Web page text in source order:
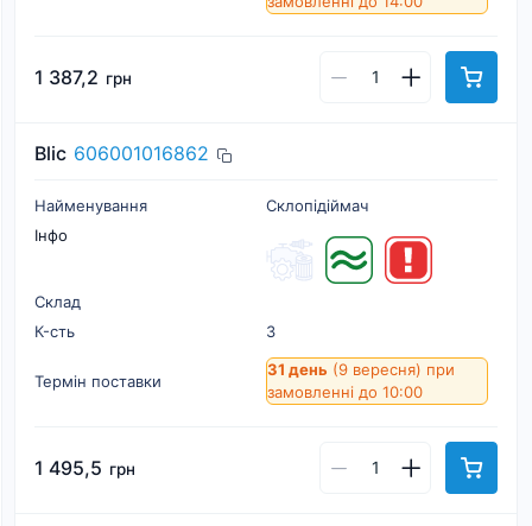
1 387,2 грн
Blic 606001016862
Найменування
Склопідіймач
Інфо
Склад
К-cть
3
Термін поставки
31 день (9 вересня) при
замовленні до 10:00
1 495,5 грн